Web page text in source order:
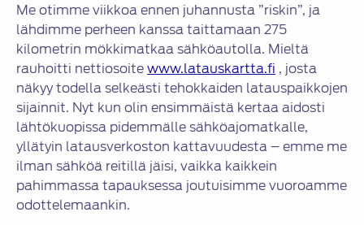
Me otimme viikkoa ennen juhannusta ”riskin”, ja
lähdimme perheen kanssa taittamaan 275
kilometrin mökkimatkaa sähköautolla. Mieltä
rauhoitti nettiosoitewww.latauskartta.fi , josta
näkyy todella selkeästi tehokkaiden latauspaikkojen
sijainnit. Nyt kun olin ensimmäistä kertaa aidosti
lähtökuopissa pidemmälle sähköajomatkalle,
yllätyin latausverkoston kattavuudesta – emme me
ilman sähköä reitillä jäisi, vaikka kaikkein
pahimmassa tapauksessa joutuisimme vuoroamme
odottelemaankin.